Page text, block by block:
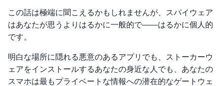
この話は極端に聞こえるかもしれませんが、スパイウェア
はあなたが思うよりはるかに一般的で——はるかに個人的
です。
明白な場所に隠れる悪意のあるアプリでも、ストーカーウ
ェアをインストールするあなたの身近な人でも、あなたの
スマホは最もプライベートな情報への潜在的なゲートウェ